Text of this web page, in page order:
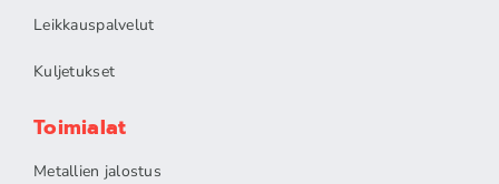
Leikkauspalvelut
Kuljetukset
Toimialat
Metallien jalostus